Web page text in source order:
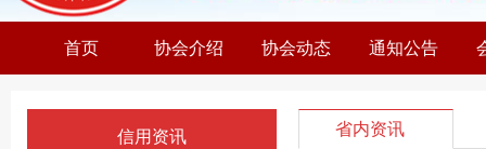
首页 协会介绍 协会动态 通知公告
信用资讯 省内资讯